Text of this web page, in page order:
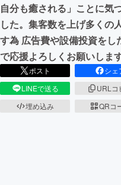
CAMPFIRE for
CAMPFIREふるさ
自分も癒される」ことに気
した。集客数を上げ多くの
す為 広告費や設備投資をし
で応援よろしくお願いします
ポスト
シェ
LINEで送る
URLコ
埋め込み
QRコ